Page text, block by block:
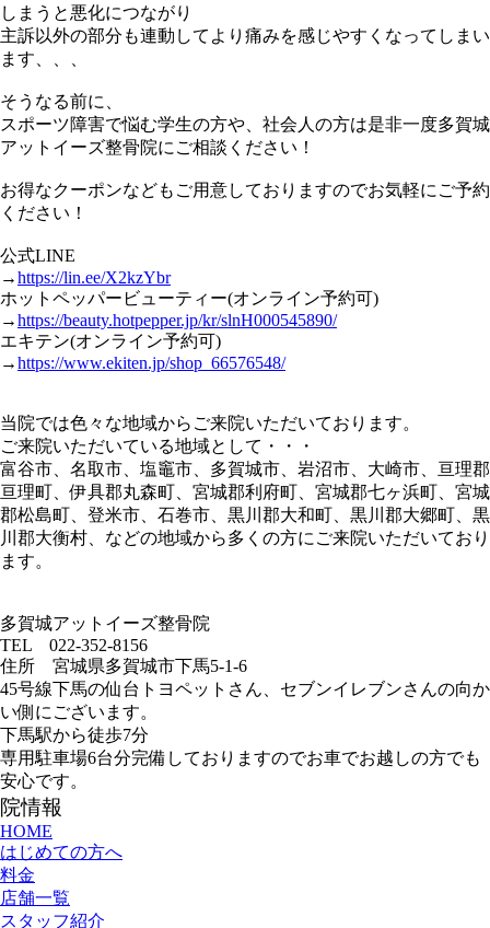
しまうと悪化につながり
主訴以外の部分も連動してより痛みを感じやすくなってしまい
ます、、、
そうなる前に、
スポーツ障害で悩む学生の方や、社会人の方は是非一度多賀城
アットイーズ整骨院にご相談ください！
お得なクーポンなどもご用意しておりますのでお気軽にご予約
ください！
公式LINE
→https://lin.ee/X2kzYbr
ホットペッパービューティー(オンライン予約可)
→https://beauty.hotpepper.jp/kr/slnH000545890/
エキテン(オンライン予約可)
→https://www.ekiten.jp/shop_66576548/
当院では色々な地域からご来院いただいております。
ご来院いただいている地域として・・・
富谷市、名取市、塩竈市、多賀城市、岩沼市、大崎市、亘理郡
亘理町、伊具郡丸森町、宮城郡利府町、宮城郡七ヶ浜町、宮城
郡松島町、登米市、石巻市、黒川郡大和町、黒川郡大郷町、黒
川郡大衡村、などの地域から多くの方にご来院いただいており
ます。
多賀城アットイーズ整骨院
TEL 022-352-8156
住所 宮城県多賀城市下馬5-1-6
45号線下馬の仙台トヨペットさん、セブンイレブンさんの向か
い側にございます。
下馬駅から徒歩7分
専用駐車場6台分完備しておりますのでお車でお越しの方でも
安心です。
院情報
HOME
はじめての方へ
料金
店舗一覧
スタッフ紹介